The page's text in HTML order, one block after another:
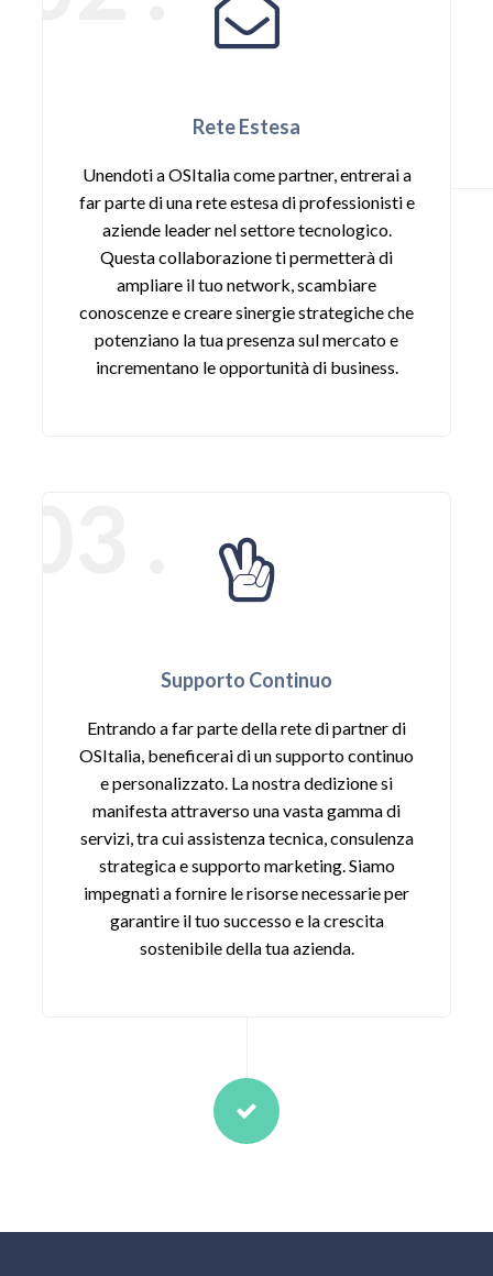
Rete Estesa
Unendoti a OSItalia come partner, entrerai a
far parte di una rete estesa di professionisti e
aziende leader nel settore tecnologico.
Questa collaborazione ti permetterà di
ampliare il tuo network, scambiare
conoscenze e creare sinergie strategiche che
potenziano la tua presenza sul mercato e
incrementano le opportunità di business.
Supporto Continuo
Entrando a far parte della rete di partner di
OSItalia, beneficerai di un supporto continuo
e personalizzato. La nostra dedizione si
manifesta attraverso una vasta gamma di
servizi, tra cui assistenza tecnica, consulenza
strategica e supporto marketing. Siamo
impegnati a fornire le risorse necessarie per
garantire il tuo successo e la crescita
sostenibile della tua azienda.